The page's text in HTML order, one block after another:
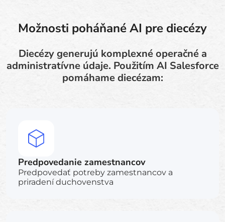
Možnosti poháňané AI pre diecézy
Diecézy generujú komplexné operačné a
administratívne údaje. Použitím AI Salesforce
pomáhame diecézam:
Predpovedanie zamestnancov
Predpovedať potreby zamestnancov a
priradení duchovenstva